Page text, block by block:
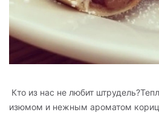
Кто из нас не любит
изюмом и нежным ароматом